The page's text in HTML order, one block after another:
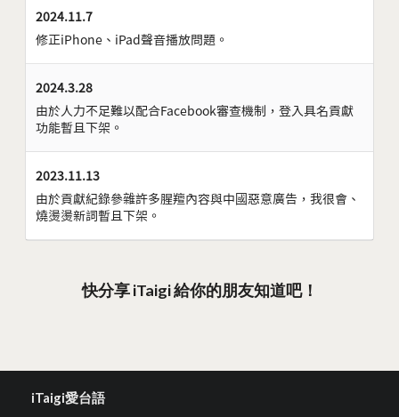
2024.11.7
修正iPhone、iPad聲音播放問題。
2024.3.28
由於人力不足難以配合Facebook審查機制，登入具名貢獻
功能暫且下架。
2023.11.13
由於貢獻紀錄參雜許多腥羶內容與中國惡意廣告，我很會、
燒燙燙新詞暫且下架。
快分享 iTaigi 給你的朋友知道吧！
iTaigi愛台語